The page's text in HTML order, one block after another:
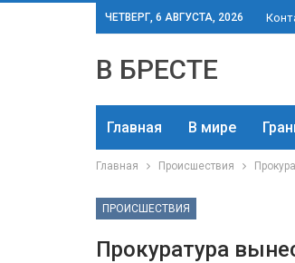
ЧЕТВЕРГ, 6 АВГУСТА, 2026
В БРЕСТЕ
Главная В мире
Главная Происшествия
ПРОИСШЕСТВИЯ
Прокуратура